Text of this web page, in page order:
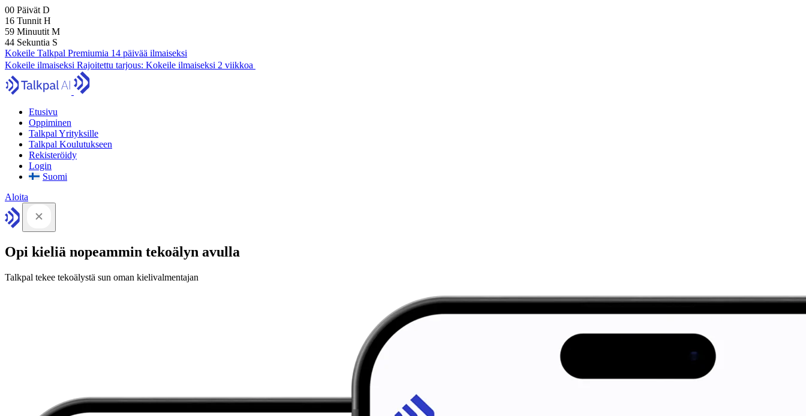
00 Päivät D
16 Tunnit H
59 Minuutit M
43 Sekuntia S
Kokeile Talkpal Premiumia 14 päivää ilmaiseksi
Kokeile ilmaiseksi Rajoitettu tarjous: Kokeile ilmaiseksi 2 viikkoa
Etusivu
Oppiminen
Talkpal Yrityksille
Talkpal Koulutukseen
Rekisteröidy
Login
Suomi
Aloita
Opi kieliä nopeammin tekoälyn avulla
Talkpal tekee tekoälystä sun oman kielivalmentajan